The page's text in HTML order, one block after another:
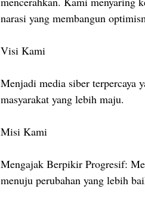
narasi yang membangun
Visi Kami
Menjadi media siber terpercaya
masyarakat yang lebih maju.
Misi Kami
Mengajak Berpikir Progresif:
menuju perubahan yang lebih